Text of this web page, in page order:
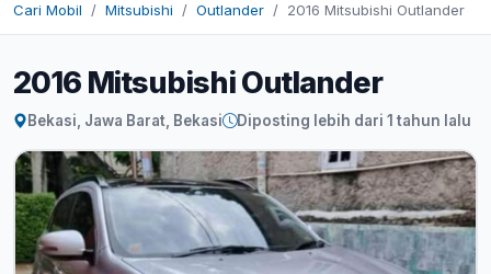
Cari Mobil Mitsubishi Outlander 2016 Mitsubishi Outlander
2016 Mitsubishi Outlander
Bekasi, Jawa Barat, Bekasi Diposting lebih dari 1 tahun lalu